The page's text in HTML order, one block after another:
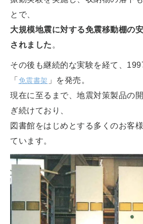
とで、
大規模地震に対する免震移動棚の
されました 。
その後も継続的な実験を経て、
「 免震書架 」を発売。
現在に至るまで、地震対策製品の
ぎ続けており、
図書館をはじめとする多くのお客
ています。